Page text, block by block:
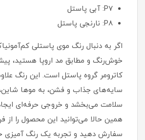
P7: آبی پاستل
P8: نارنجی پاستل
اگر به دنبال رنگ موی پاستلی
خوش‌رنگ و مطابق مد اروپا هستید،
کاترومر گروه پاستل است. این رنگ
سایه‌های جذاب و فشن، به موها
سلامت می‌بخشد و خروجی حرفه‌ای
همین حالا می‌توانید این محصول را از
سفارش دهید و تجربه یک رنگ‌ آمیزی